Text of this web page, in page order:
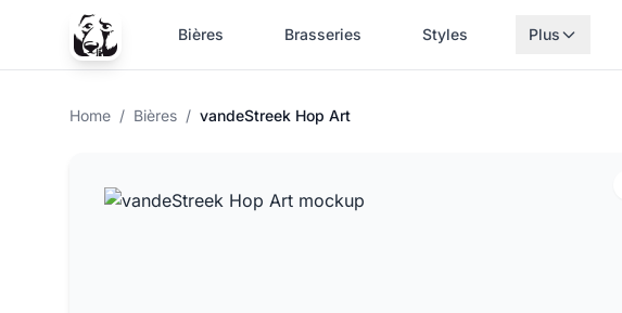
Bières Brasseries Styles Plus
Home / Bières / vandeStreek Hop Art